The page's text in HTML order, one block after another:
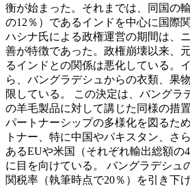
衡が始まった。それまでは、同国の
の12％）であるインドを中心に国際
ハシナ氏による政権運営の期間は、
善が特徴であった。政権崩壊以来、
るインドとの関係は悪化している。
ら、バングラデシュからの衣類、果
限している。 この決定は、バングラ
の羊毛製品に対して講じた同様の措
パートナーシップの多様化を図るた
トナー、特に中国やパキスタン、さ
あるEUや米国（それぞれ輸出総額の
に目を向けている。 バングラデシュ
関税率（執筆時点で20％）を引き下